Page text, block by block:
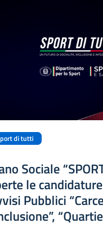
di tutti
Sociale
le
Pubblici